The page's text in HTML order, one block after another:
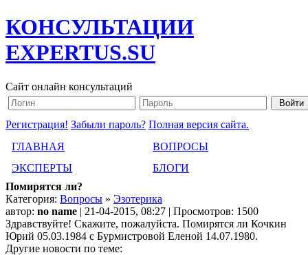
КОНСУЛЬТАЦИИ
EXPERTUS.SU
Сайт онлайн консультаций
Регистрация! Забыли пароль? Полная версия сайта.
ГЛАВНАЯ
ВОПРОСЫ
ЭКСПЕРТЫ
БЛОГИ
Помирятся ли?
Категория: Вопросы » Эзотерика
автор: no name | 21-04-2015, 08:27 | Просмотров: 1500
Здравствуйте! Скажите, пожалуйста. Помирятся ли Кочкин
Юрий 05.03.1984 с Бурмистровой Еленой 14.07.1980.
Другие новости по теме: